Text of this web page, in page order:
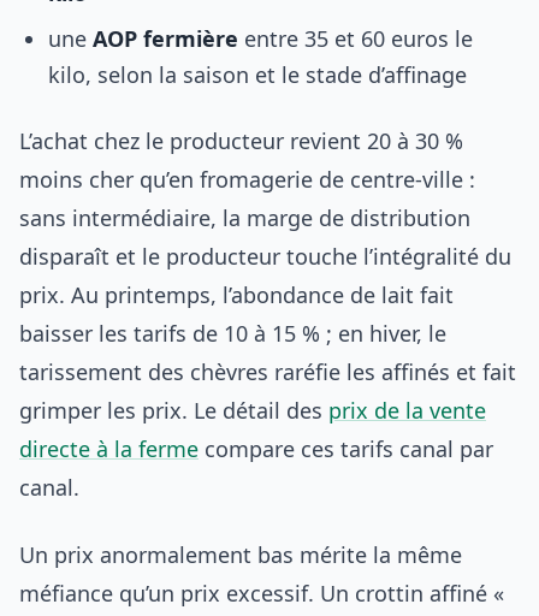
une AOP fermière entre 35 et 60 euros le
kilo, selon la saison et le stade d’affinage
L’achat chez le producteur revient 20 à 30 %
moins cher qu’en fromagerie de centre-ville :
sans intermédiaire, la marge de distribution
disparaît et le producteur touche l’intégralité du
prix. Au printemps, l’abondance de lait fait
baisser les tarifs de 10 à 15 % ; en hiver, le
tarissement des chèvres raréfie les affinés et fait
grimper les prix. Le détail des prix de la vente
directe à la ferme compare ces tarifs canal par
canal.
Un prix anormalement bas mérite la même
méfiance qu’un prix excessif. Un crottin affiné «